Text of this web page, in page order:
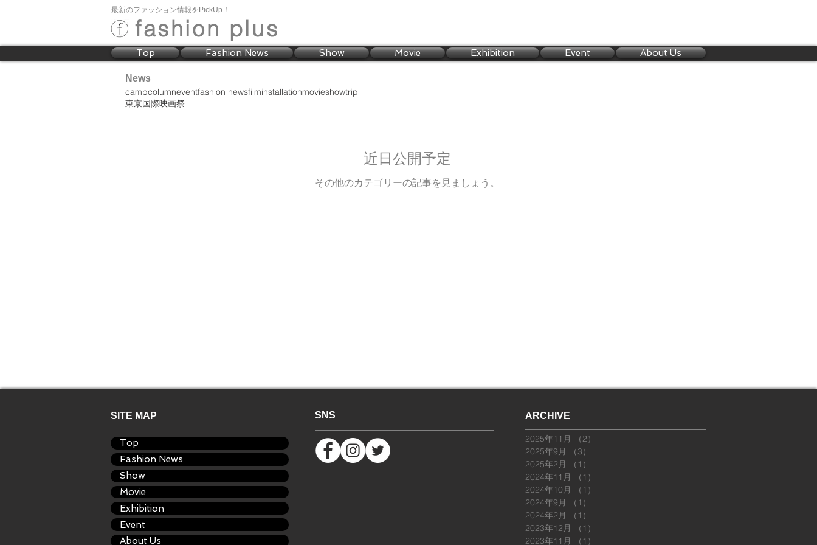
最新のファッション情報をPickUp！
fashion plus
Top Fashion News Show Movie Exhibition Event About Us
campcolumneventfashion newsfilminstallationmovieshowtrip
東京国際映画祭
News
近日公開予定
その他のカテゴリーの記事を見ましょう。
SITE MAP ARCHIVE
2025年11月 （2）
2025年9月
（3）
2025年2月
（1）
2024年11月
（1）
2024年10月
（1）
2024年9月
（1）
2024年2月
（1）
2023年12月
（1）
2023年11月
（1）
SNS
Top
Fashion News
Show
Movie
Exhibition
Event
About Us